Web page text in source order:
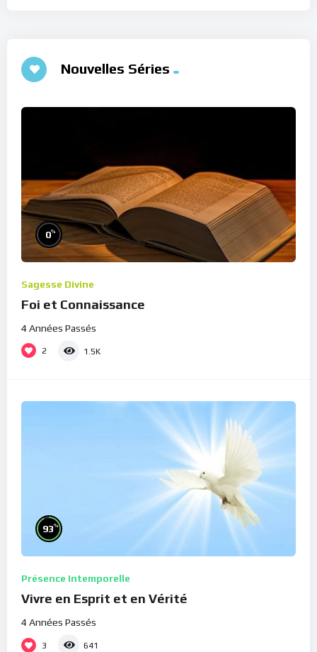
Nouvelles Séries
0%
Sagesse Divine
Foi et Connaissance
4 Années Passés
2 1.5K
93%
Présence Intemporelle
Vivre en Esprit et en Vérité
4 Années Passés
3 641